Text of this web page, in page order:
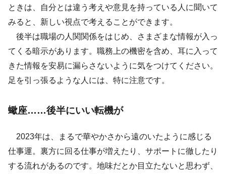
ときは、自分とは違う考えや意見を持っている人に聞いて
みると、新しい視点で考えることができます。
後半は職場の人関関係をはじめ、さまざまな情報が入っ
てくる暗示があります。職務上の機密を含め、耳に入って
きた情報を安易に漏らさないように気をつけてください。
足を引っ張るような人には、特に注意です。
蠍座……後半にいい転機が
2023年は、まるで華やかさから遠のいたように感じる
仕事運。裏方に回る仕事が増えたり、サポートに徹したり
する流れがあるのです。地味だとか目立たないと思わず、